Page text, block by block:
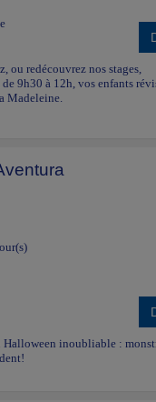
ou redécouvrez nos stages,
9h30 à 12h, vos enfants
Madeleine.
inoubliable :